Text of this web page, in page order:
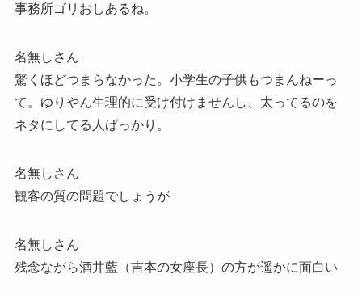
事務所ゴリおしあるね。
名無しさん
驚くほどつまらなかった。小学生の子供もつまんねーっ
て。ゆりやん生理的に受け付けませんし、太ってるのを
ネタにしてる人ばっかり。
名無しさん
観客の質の問題でしょうが
名無しさん
残念ながら酒井藍（吉本の女座長）の方が遥かに面白い